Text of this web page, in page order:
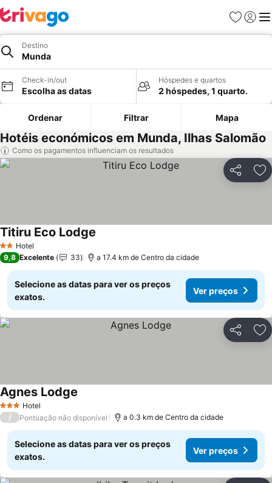
Favoritos
Iniciar
Destino
Munda
Check-in/out
Escolha as datas
Hóspedes e quartos
2 hóspedes, 1 quarto.
Ordenar Filtrar Mapa
Hotéis económicos em Munda, Ilhas Salomão
Como os pagamentos influenciam os resultados
Partilhar
2 Estrelas
Hotel
Titiru Eco Lodge
9,8 Excelente 33 a 17.4 km de Centro da cidade
Selecione as datas para ver os preços
exatos.
Ver preços
Partilhar
3 EstrelasHotel
Agnes Lodge
/ Pontuação não disponível a 0.3 km de Centro da cidade
Selecione as datas para ver os preços
exatos.
Ver preços